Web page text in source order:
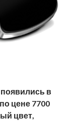
в
цене 7700
цвет,